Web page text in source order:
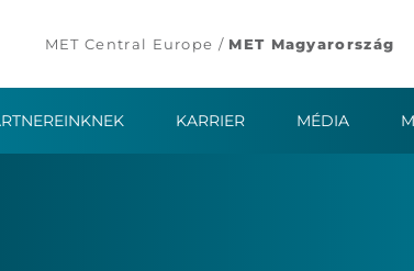
MET Central Europe / MET Magyarország
KARRIER MÉDIA